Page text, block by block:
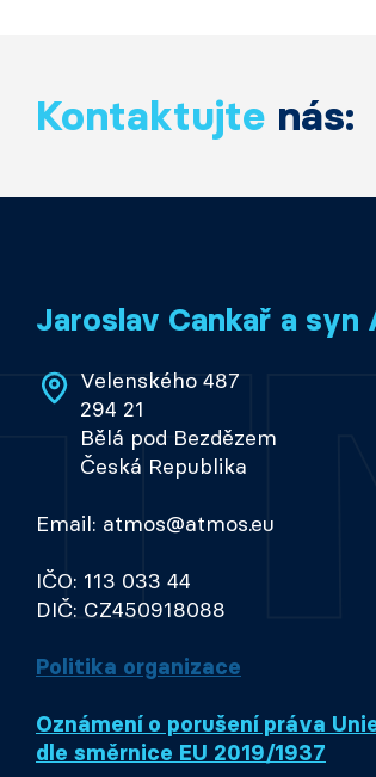
Kontaktujte nás:
Jaroslav Cankař a syn
Velenského 487
294 21
Bělá pod Bezdězem
Česká Republika
Email: atmos@atmos.eu
IČO: 113 033 44
DIČ: CZ450918088
Politika organizace
Oznámení o porušení práva
dle směrnice EU 2019/1937